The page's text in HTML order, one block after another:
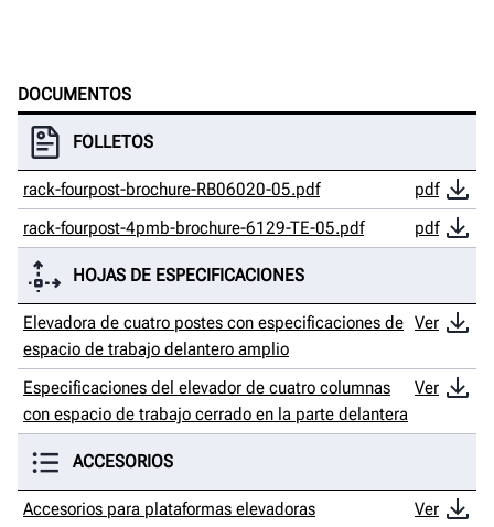
DOCUMENTOS
FOLLETOS
rack-fourpost-brochure-RB06020-05.pdf
pdf
rack-fourpost-4pmb-brochure-6129-TE-05.pdf
pdf
HOJAS DE ESPECIFICACIONES
Elevadora de cuatro postes con especificaciones de
espacio de trabajo delantero amplio
Ver
Especificaciones del elevador de cuatro columnas
con espacio de trabajo cerrado en la parte delantera
Ver
ACCESORIOS
Accesorios para plataformas elevadoras Ver